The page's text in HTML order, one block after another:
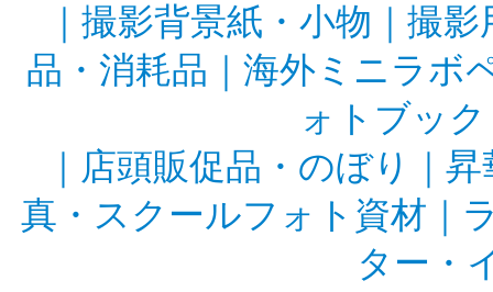
撮影背景紙・小物
撮影
品・消耗品
海外ミニラボ
ォトブッ
店頭販促品・のぼり
昇
真・スクールフォト資材
ター・